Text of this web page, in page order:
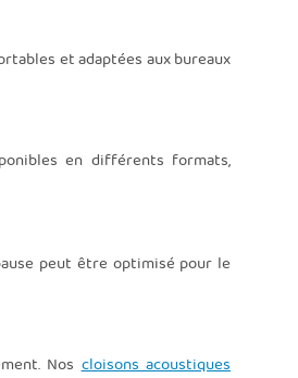
et adaptées aux bureaux
en différents formats,
peut être optimisé pour le
Noscloisons acoustiques